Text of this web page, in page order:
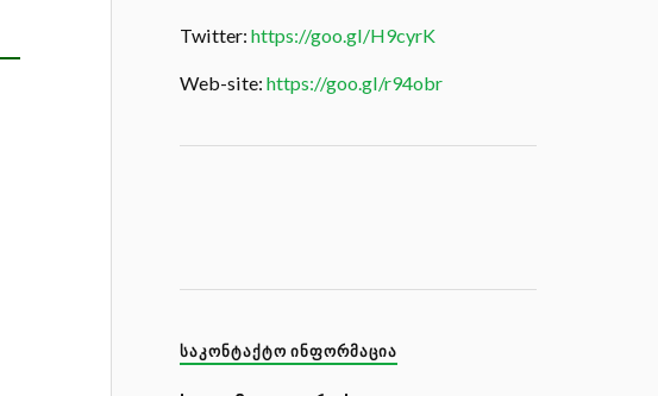
Twitter:https://goo.gl/H9cyrK
Web-site:https://goo.gl/r94obr
ᲡᲐᲙᲝᲜᲢᲐᲥᲢᲝ ᲘᲜᲤᲝᲠᲛᲐᲪᲘᲐ